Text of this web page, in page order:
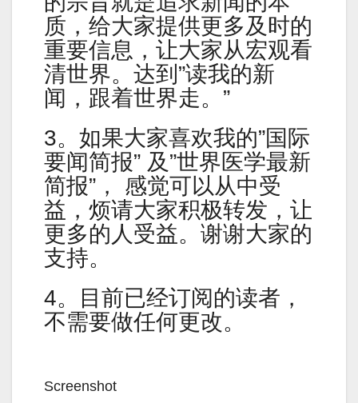
质，给大家提供更多及时的
重要信息，让大家从宏观看
清世界。达到”读我的新
闻，跟着世界走。”
3。如果大家喜欢我的”国际
要闻简报” 及”世界医学最新
简报”， 感觉可以从中受
益，烦请大家积极转发，让
更多的人受益。谢谢大家的
支持。
4。目前已经订阅的读者，
不需要做任何更改。
Screenshot